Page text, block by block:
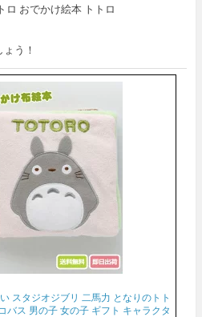
ロ おでかけ絵本 トトロ
う！
スタジオジブリ 二馬力 となりのトト
バス 男の子 女の子 ギフト キャラクタ